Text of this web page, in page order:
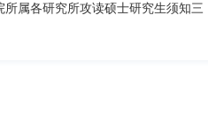
所属各研究所攻读硕士研究生须知三